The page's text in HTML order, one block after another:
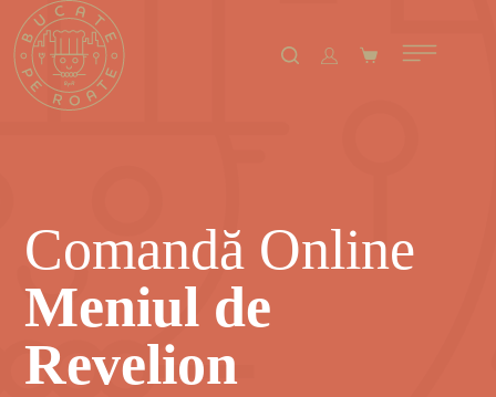
Comandă Online
Meniul de
Revelion